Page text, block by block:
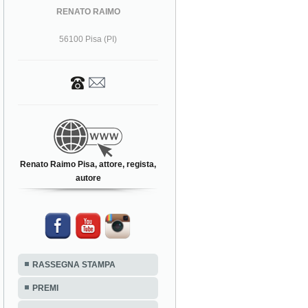
RENATO RAIMO
56100 Pisa (PI)
Renato Raimo Pisa, attore, regista,
autore
RASSEGNA STAMPA
PREMI